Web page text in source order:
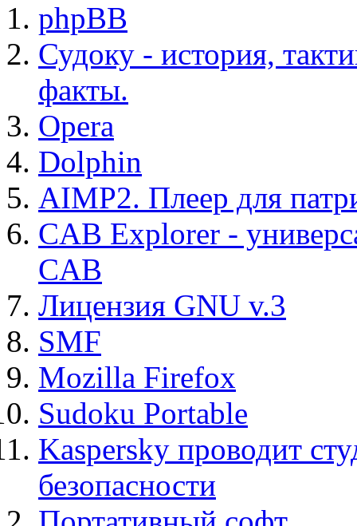
phpBB
Судоку - история,
факты.
Opera
Dolphin
AIMP2. Плеер для
CAB Explorer -
CAB
Лицензия GNU v.3
SMF
Mozilla Firefox
Sudoku Portable
Kaspersky проводит
безопасности